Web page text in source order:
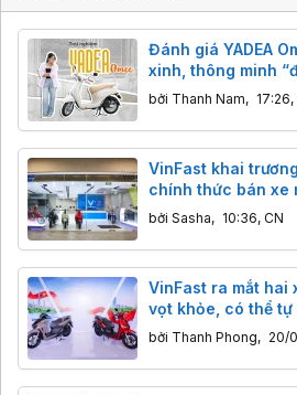
Đánh giá YADEA
xinh, thông minh
nữ sinh
bởi Thanh Nam,
VinFast khai
chính thức bán xe
Philippines
bởi Sasha, 10:36, CN
VinFast ra mắt hai
vọt khỏe, có thể
bởi Thanh Phong, 20/